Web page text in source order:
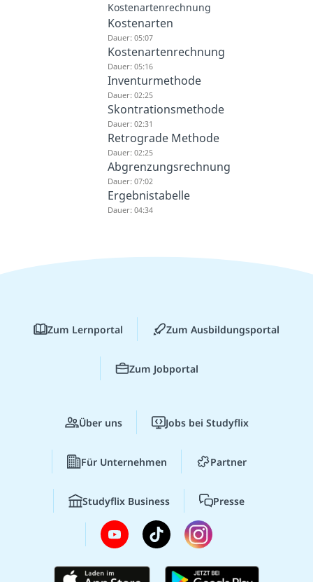
Kostenartenrechnung
Kostenarten
Dauer: 05:07
Kostenartenrechnung
Dauer: 05:16
Inventurmethode
Dauer: 02:25
Skontrationsmethode
Dauer: 02:31
Retrograde Methode
Dauer: 02:25
Abgrenzungsrechnung
Dauer: 07:02
Ergebnistabelle
Dauer: 04:34
Zum Lernportal Zum Ausbildungsportal
Zum Jobportal
Über uns Jobs bei Studyflix
Für Unternehmen Partner
Studyflix Business Presse